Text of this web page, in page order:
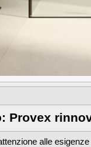
Provex
alle